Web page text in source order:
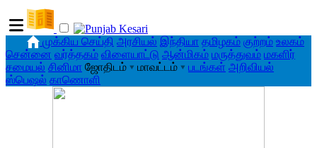
முக்கிய செய்தி அரசியல் இந்தியா தமிழகம் குற்றம் உலகம்
சென்னை வர்த்தகம் விளையாட்டு ஆன்மிகம் மருத்துவம் மகளிர்
சமையல் சினிமா ஜோதிடம் ▾ மாவட்டம் ▾ படங்கள் அறிவியல்
ஸ்பெஷல் காணொளி